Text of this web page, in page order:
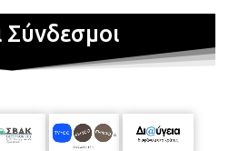
Σύνδεσμοι